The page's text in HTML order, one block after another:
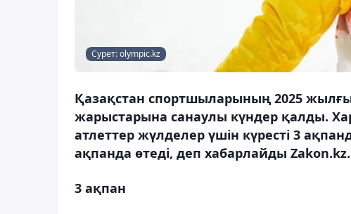
Сурет: olympic.kz
Қазақстан спортшыларының 2025
жарыстарына санаулы күндер қалды.
атлеттер жүлделер үшін күресті 3
ақпанда өтеді, деп хабарлайды Zakon.kz.
3 ақпан